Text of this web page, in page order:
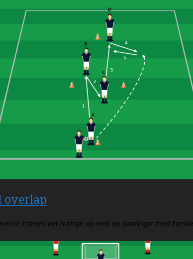
overlap
trænes der hurtige op-ned-op pasninger med